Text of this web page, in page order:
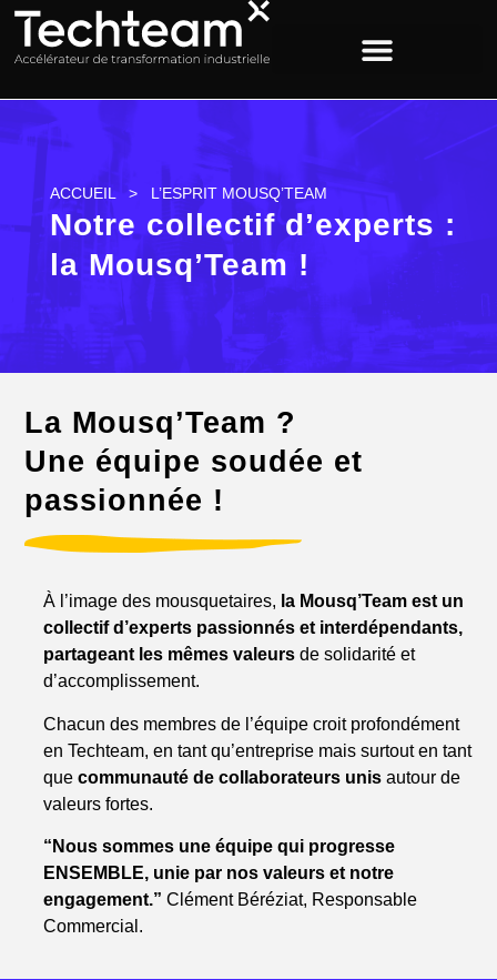
ACCUEIL > L’ESPRIT MOUSQ’TEAM
Notre collectif d’experts :
la Mousq’Team !
La Mousq’Team ?
Une équipe soudée et
passionnée !
À l’image des mousquetaires, la Mousq’Team est un
collectif d’experts passionnés et interdépendants,
partageant les mêmes valeursde solidarité et
d’accomplissement.
Chacun des membres de l’équipe croit profondément
en Techteam, en tant qu’entreprise mais surtout en tant
que communauté de collaborateurs unisautour de
valeurs fortes.
“Nous sommes une équipe qui progresse
ENSEMBLE, unie par nos valeurs et notre
engagement.” Clément Béréziat, Responsable
Commercial.